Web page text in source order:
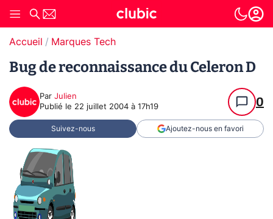
Accueil Marques Tech
Bug de reconnaissance du Celeron D
Par Julien
Publié le 22 juillet 2004 à 17h19 0
Suivez-nous Ajoutez-nous en favori